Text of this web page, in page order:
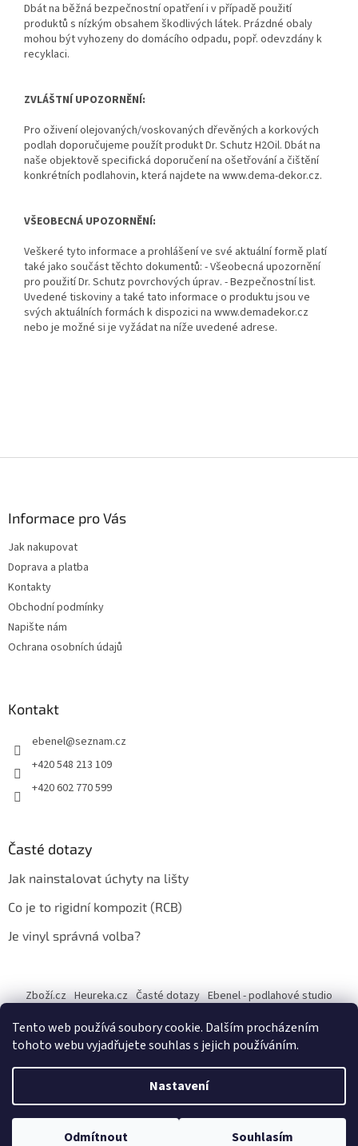
Tento web používá soubory cookie. Dalším procházením
tohoto webu vyjadřujete souhlas s jejich používáním.
Nastavení
Odmítnout Souhlasím
Dbát na běžná bezpečnostní opatření i v případě použití
produktů s nízkým obsahem škodlivých látek. Prázdné obaly
mohou být vyhozeny do domácího odpadu, popř. odevzdány k
recyklaci.
ZVLÁŠTNÍ UPOZORNĚNÍ:
Pro oživení olejovaných/voskovaných dřevěných a korkových
podlah doporučujeme použít produkt Dr. Schutz H2Oil. Dbát na
naše objektově specifická doporučení na ošetřování a čištění
konkrétních podlahovin, která najdete na www.dema-dekor.cz.
VŠEOBECNÁ UPOZORNĚNÍ:
Veškeré tyto informace a prohlášení ve své aktuální formě platí
také jako součást těchto dokumentů: - Všeobecná upozornění
pro použití Dr. Schutz povrchových úprav. - Bezpečnostní list.
Uvedené tiskoviny a také tato informace o produktu jsou ve
svých aktuálních formách k dispozici na www.demadekor.cz
nebo je možné si je vyžádat na níže uvedené adrese.
Informace pro Vás
Jak nakupovat
Doprava a platba
Kontakty
Obchodní podmínky
Napište nám
Ochrana osobních údajů
Kontakt
ebenel@seznam.cz
+420 548 213 109
+420 602 770 599
Časté dotazy
Jak nainstalovat úchyty na lišty
Co je to rigidní kompozit (RCB)
Je vinyl správná volba?
Zboží.cz Heureka.cz Časté dotazy Ebenel - podlahové studio
Copyright 2026Ebenel - Podlahové studio Jany Vechetové.
Všechna práva vyhrazena.